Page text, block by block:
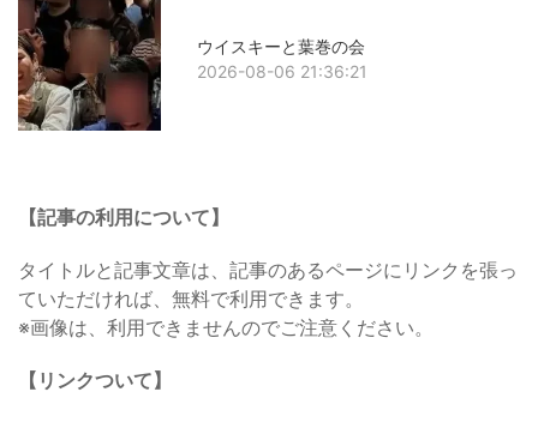
ウイスキーと葉巻の会
2026-08-06 21:36:21
【記事の利用について】
タイトルと記事文章は、記事のあるページにリンクを張っ
ていただければ、無料で利用できます。
※画像は、利用できませんのでご注意ください。
【リンクついて】